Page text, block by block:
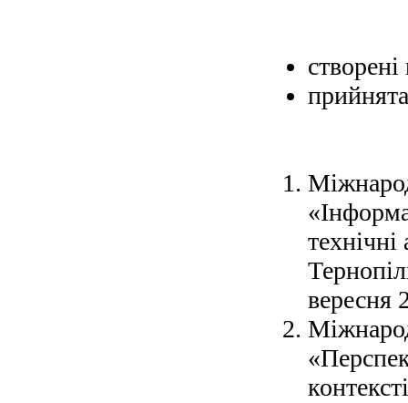
вересня